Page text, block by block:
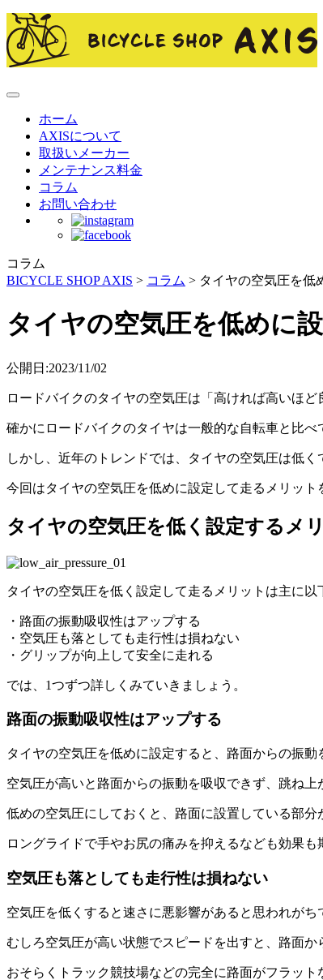
ホーム
AXISについて
取扱いメーカー
メンテナンス料金
コラム
お問い合わせ
コラム
BICYCLE SHOP AXIS > コラム > タイヤの空気圧を低
タイヤの空気圧を低めに
公開日:2023/11/02
ロードバイクのタイヤの空気圧は「高ければ高いほ
確かにロードバイクのタイヤは一般的な自転車と比
しかし、近年のトレンドでは、タイヤの空気圧は低く
今回はタイヤの空気圧を低めに設定して走るメリット
タイヤの空気圧を低く設定するメ
タイヤの空気圧を低く設定して走るメリットは主に以
・路面の振動吸収性はアップする
・空気圧も落としても走行性は損ねない
・グリップが向上して安全に走れる
では、1つずつ詳しくみていきましょう。
路面の振動吸収性はアップする
タイヤの空気圧を低めに設定すると、路面からの振
空気圧が高いと路面からの振動を吸収できず、跳ね
低めの空気圧にしておくと、路面に設置している部
ロングライドで手やお尻の痛みを抑えるなども効果も
空気圧も落としても走行性は損ねない
空気圧を低くすると速さに悪影響があると思われがち
むしろ空気圧が高い状態でスピードを出すと、路面
おそらくトラック競技場などの完全に路面がフラッ